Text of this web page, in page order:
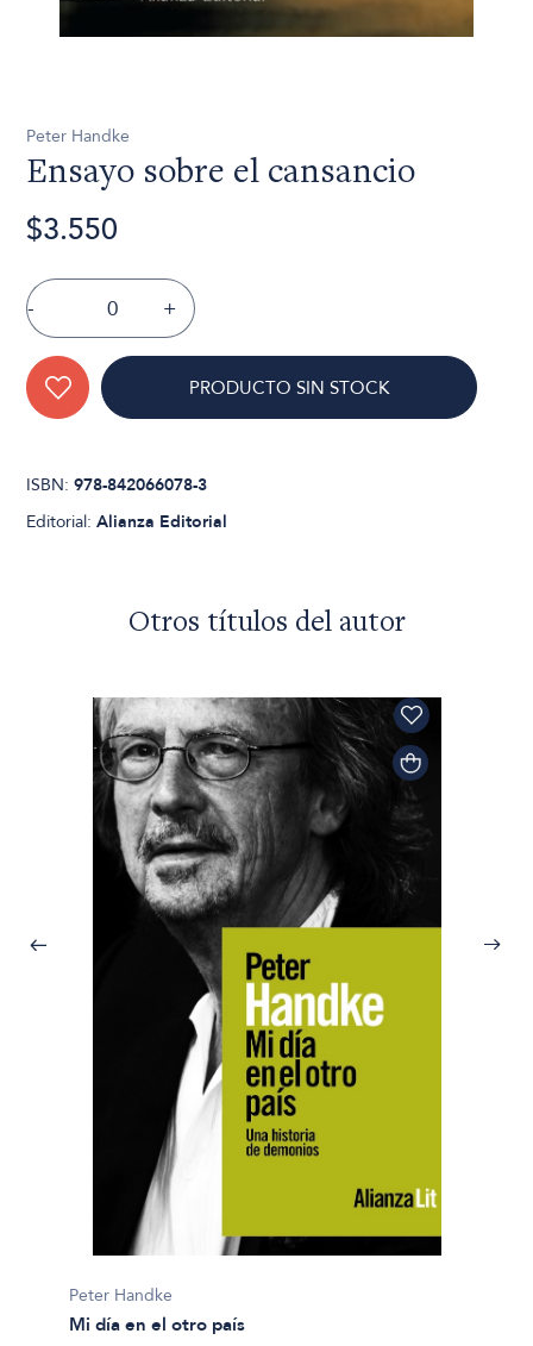
Peter Handke
Ensayo sobre el cansancio
$3.550
- +
PRODUCTO SIN STOCK
ISBN:978-842066078-3
Editorial:Alianza Editorial
Otros títulos del autor
Peter Handke
Mi día en el otro país